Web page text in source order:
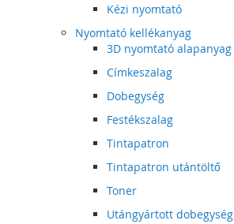
Kézi nyomtató
Nyomtató kellékanyag
3D nyomtató alapanyag
Címkeszalag
Dobegység
Festékszalag
Tintapatron
Tintapatron utántöltő
Toner
Utángyártott dobegység